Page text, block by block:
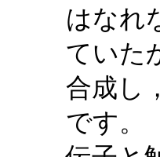
はなれ
ていた
合成し
です。